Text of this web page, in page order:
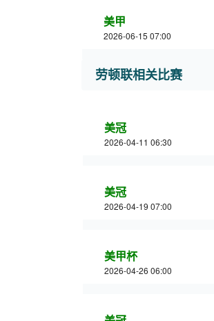
美甲
2026-06-15 07:00
劳顿联相关比赛
美冠
2026-04-11 06:30
美冠
2026-04-19 07:00
美甲杯
2026-04-26 06:00